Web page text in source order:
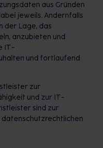
aus Gründen
jeweils. Andernfalls
der Lage, das
anzubieten und
IT-
und fortlaufend
zur
und zur IT-
sind zur